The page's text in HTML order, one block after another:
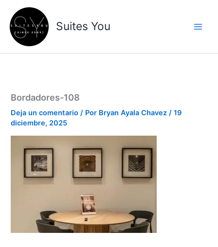
contenido
contenido
Suites You
Bordadores-108
Deja un comentario / Por Bryan Ayala Chavez/19
diciembre, 2025